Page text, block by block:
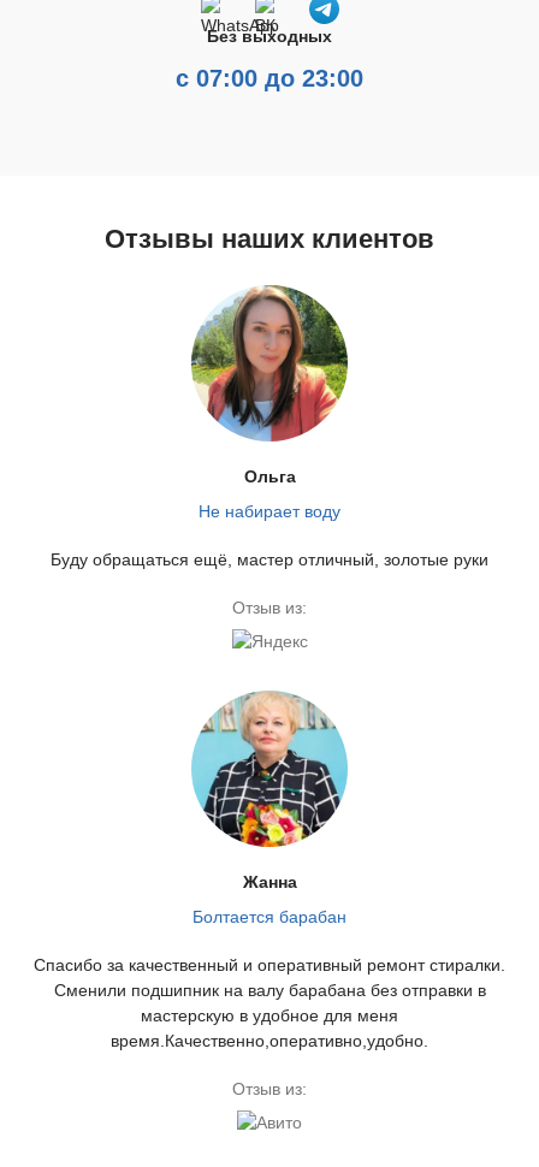
Без выходных
с 07:00 до 23:00
Отзывы наших клиентов
Ольга
Не набирает воду
Буду обращаться ещё, мастер отличный, золотые руки
Отзыв из:
Жанна
Болтается барабан
Спасибо за качественный и оперативный ремонт стиралки.
Сменили подшипник на валу барабана без отправки в
мастерскую в удобное для меня
время.Качественно,оперативно,удобно.
Отзыв из: